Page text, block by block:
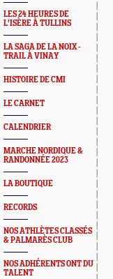
LES 24 HEURES DE
L'ISÈRE À TULLINS
LA SAGA DE LA NOIX -
TRAIL À VINAY
HISTOIRE DE CMI
LE CARNET
CALENDRIER
MARCHE NORDIQUE &
RANDONNÉE 2023
LA BOUTIQUE
RECORDS
NOS ATHLÈTES CLASSÉS
& PALMARÈS CLUB
NOS ADHÉRENTS ONT DU
TALENT